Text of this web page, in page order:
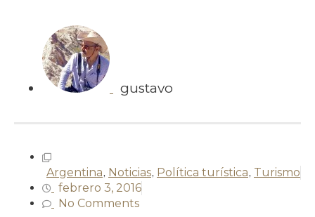
gustavo
Argentina, Noticias, Política turística, Turismo
febrero 3, 2016
No Comments